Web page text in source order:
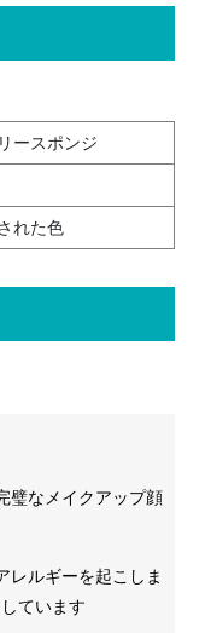
ースポンジ
れた色
璧なメイクアップ顔
レルギーを起こしま
ています